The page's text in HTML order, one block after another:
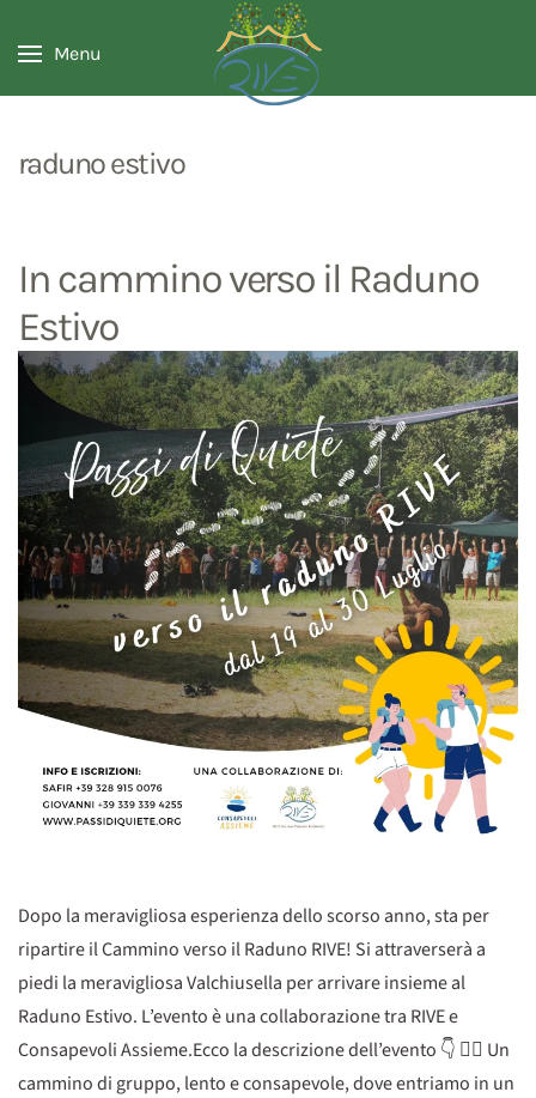
Menu
raduno estivo
In cammino verso il Raduno
Estivo
Dopo la meravigliosa esperienza dello scorso anno, sta per
ripartire il Cammino verso il Raduno RIVE! Si attraverserà a
piedi la meravigliosa Valchiusella per arrivare insieme al
Raduno Estivo. L’evento è una collaborazione tra RIVE e
Consapevoli Assieme.Ecco la descrizione dell’evento 👇 🚶‍♀️ Un
cammino di gruppo, lento e consapevole, dove entriamo in un